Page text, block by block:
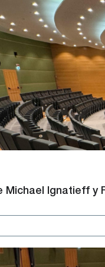
Michael Ignatieff y